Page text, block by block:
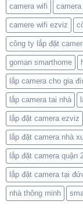
camera wifi
camere wifi ezviz
công ty lắp đặt
goman smarthome
lắp camera cho gia
lắp camera tai nhà
lắp đặt camera ezviz
lắp đặt camera nhà
lắp đặt camera quận
lắp đặt camera tại
nhà thông minh